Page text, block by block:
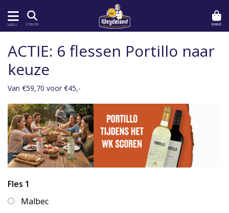
MENU ZOEKEN MAND
ACTIE: 6 flessen Portillo naar
keuze
Van €59,70 voor €45,-
Fles 1
Malbec